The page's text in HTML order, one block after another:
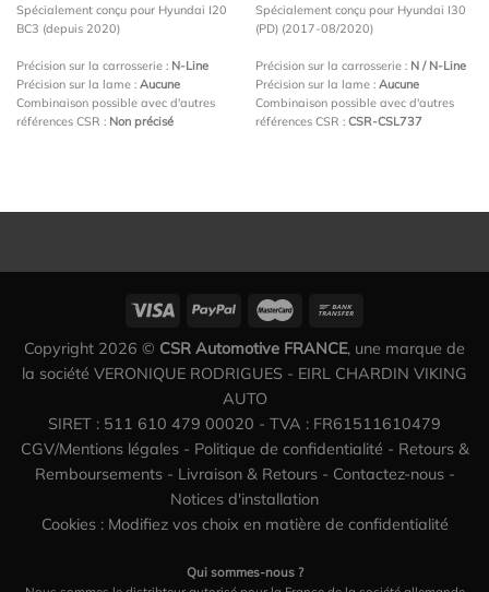
Spécialement conçu pour Hyundai I20
BC3 (depuis 2020)
Précision sur la carrosserie : N-Line
Précision sur la lame : Aucune
Combinaison possible avec d'autres
références CSR : Non précisé
Spécialement conçu pour Hyundai I30
(PD) (2017-08/2020)
Précision sur la carrosserie : N / N-Line
Précision sur la lame : Aucune
Combinaison possible avec d'autres
références CSR : CSR-CSL737
Copyright 2026 © CSR Automotive FRANCE, une marque de
la société VERONIQUE RODRIGUES - EIRL CHARDIN VIKING
AUTO
SIRET : 511 610 479 00020 - TVA : FR61511610479
CGV/Mentions légales- Politique de confidentialité - Retours &
Remboursements- Livraison & Retours- Contactez-nous-
Notices d'installation
Cookies : Modifiez vos choix en matière de confidentialité
Qui sommes-nous ?